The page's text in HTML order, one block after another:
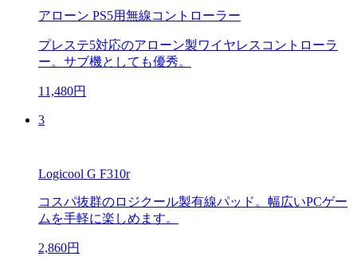
アローン PS5用無線コントローラー
プレステ5対応のアローン製ワイヤレスコントローラ
ー。サブ機としても優秀。
11,480円
3
Logicool G F310r
コスパ抜群のロジクール製有線パッド。幅広いPCゲー
ムを手軽に楽しめます。
2,860円